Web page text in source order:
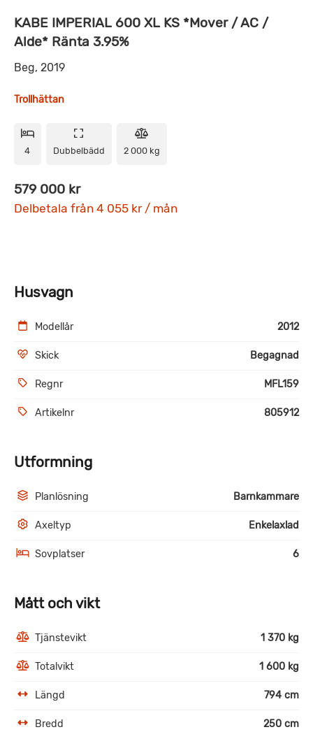
KABE IMPERIAL 600 XL KS *Mover / AC /
Alde* Ränta 3.95%
Beg, 2019
Trollhättan
4 Dubbelbädd 2 000 kg
579 000 kr
Delbetala från 4 055 kr / mån
Husvagn
Modellår 2012
Skick Begagnad
Regnr MFL159
Artikelnr 805912
Utformning
Planlösning Barnkammare
Axeltyp Enkelaxlad
Sovplatser 6
Mått och vikt
Tjänstevikt 1 370 kg
Totalvikt 1 600 kg
Längd 794 cm
Bredd 250 cm